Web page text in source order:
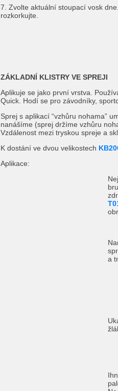
7. Zvolte aktuální stoupací vosk
rozkorkujte.
ZÁKLADNÍ KLISTRY VE SPREJI
Aplikuje se jako první vrstva.
Quick. Hodí se pro závodníky,
Sprej s aplikací “vzhůru nohama”
nanášíme (sprej držíme vzhůru
Vzdálenost mezi tryskou spreje a
K dostání ve dvou velikostech
Aplikace:
a